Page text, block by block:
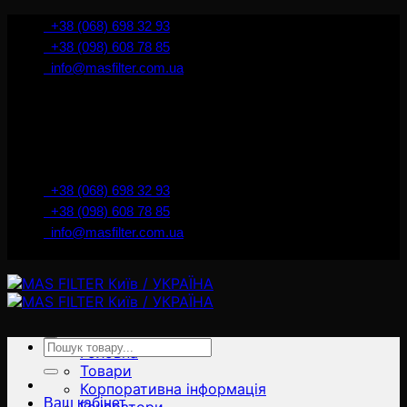
İçeriğe+38 (068) 698 32 93
+38 (098) 608 78 85
info@masfilter.com.ua
+38 (068) 698 32 93
+38 (098) 608 78 85
info@masfilter.com.ua
Головна
Товари
Корпоративна інформація
Ara:
Ваш кабінет